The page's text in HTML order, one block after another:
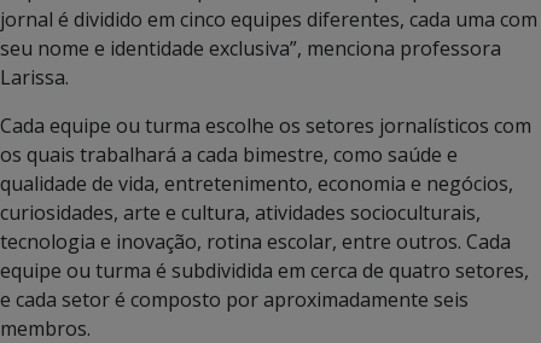
jornal é dividido em cinco equipes diferentes, cada uma com
seu nome e identidade exclusiva”, menciona professora
Larissa.
Cada equipe ou turma escolhe os setores jornalísticos com
os quais trabalhará a cada bimestre, como saúde e
qualidade de vida, entretenimento, economia e negócios,
curiosidades, arte e cultura, atividades socioculturais,
tecnologia e inovação, rotina escolar, entre outros. Cada
equipe ou turma é subdividida em cerca de quatro setores,
e cada setor é composto por aproximadamente seis
membros.